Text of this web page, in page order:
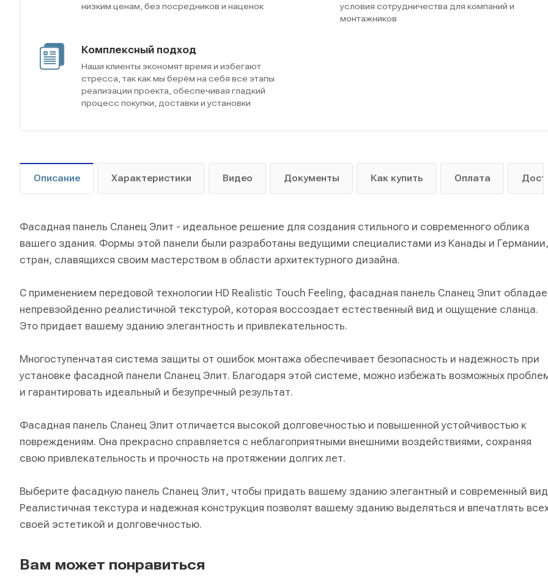
низким ценам, без посредников и наценок
условия сотрудничества для компаний и
монтажников
Комплексный подход
Наши клиенты экономят время и избегают
стресса, так как мы берём на себя все этапы
реализации проекта, обеспечивая гладкий
процесс покупки, доставки и установки
Описание Характеристики Видео Документы Как купить Оплата
Фасадная панель Сланец Элит - идеальное решение для создания стильного и современного облика
вашего здания. Формы этой панели были разработаны ведущими специалистами из Канады и Германии,
стран, славящихся своим мастерством в области архитектурного дизайна.
С применением передовой технологии HD Realistic Touch Feeling, фасадная панель Сланец Элит
непревзойденно реалистичной текстурой, которая воссоздает естественный вид и ощущение сланца.
Это придает вашему зданию элегантность и привлекательность.
Многоступенчатая система защиты от ошибок монтажа обеспечивает безопасность и надежность при
установке фасадной панели Сланец Элит. Благодаря этой системе, можно избежать возможных
и гарантировать идеальный и безупречный результат.
Фасадная панель Сланец Элит отличается высокой долговечностью и повышенной устойчивостью к
повреждениям. Она прекрасно справляется с неблагоприятными внешними воздействиями, сохраняя
свою привлекательность и прочность на протяжении долгих лет.
Выберите фасадную панель Сланец Элит, чтобы придать вашему зданию элегантный и современный
Реалистичная текстура и надежная конструкция позволят вашему зданию выделяться и впечатлять
своей эстетикой и долговечностью.
Вам может понравиться